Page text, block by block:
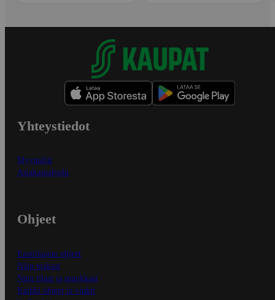
Yhteystiedot
Myymälät
Asiakaspalvelu
Ohjeet
Ensitilaajan ohjeet
Näin maksat
Näin tilaat ja muokkaat
Kaikki ohjeet ja vinkit